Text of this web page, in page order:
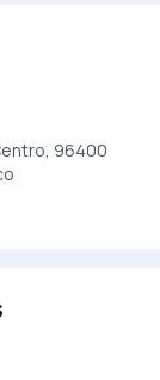
96400